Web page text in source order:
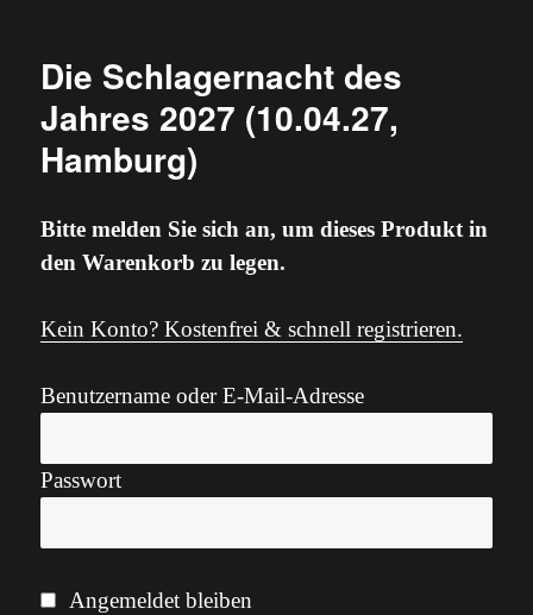
Die Schlagernacht des
Jahres 2027 (10.04.27,
Hamburg)
Bitte melden Sie sich an, um dieses Produkt in
den Warenkorb zu legen.
Kein Konto? Kostenfrei & schnell registrieren.
Benutzername oder E-Mail-Adresse
Passwort
Angemeldet bleiben